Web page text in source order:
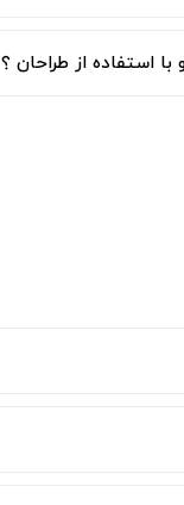
استفاده از طراحان ؟